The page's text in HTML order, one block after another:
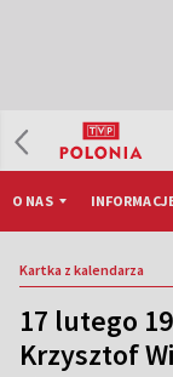
O NAS
Kartka z kalendarza
17 lutego
Krzysztof